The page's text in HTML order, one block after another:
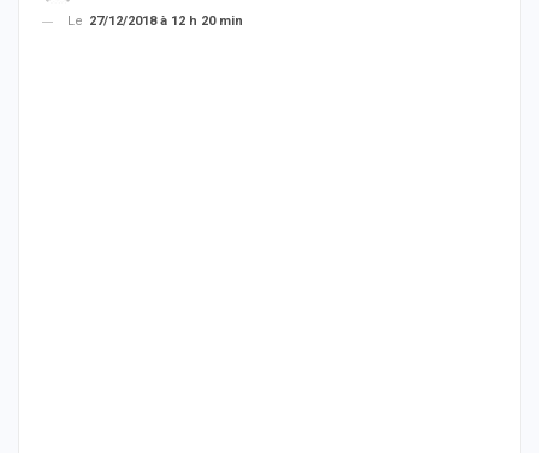
Le 27/12/2018 à 12 h 20 min